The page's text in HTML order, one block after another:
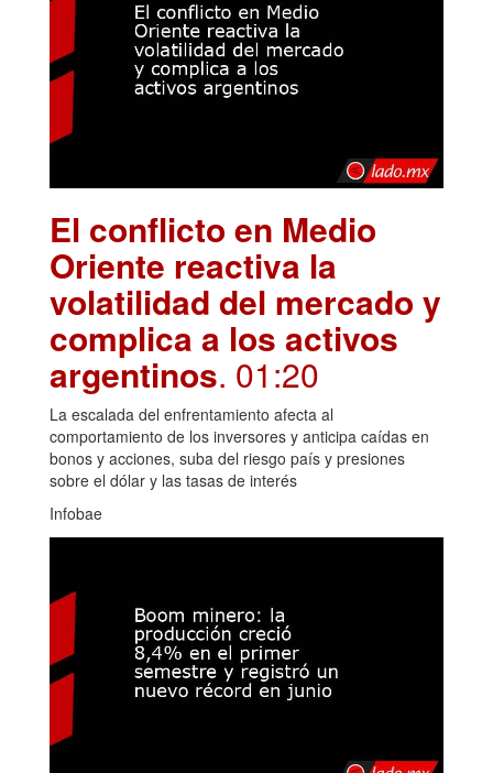
El conflicto en Medio
Oriente reactiva la
volatilidad del mercado y
complica a los activos
argentinos. 01:20
La escalada del enfrentamiento afecta al
comportamiento de los inversores y anticipa caídas en
bonos y acciones, suba del riesgo país y presiones
sobre el dólar y las tasas de interés
Infobae